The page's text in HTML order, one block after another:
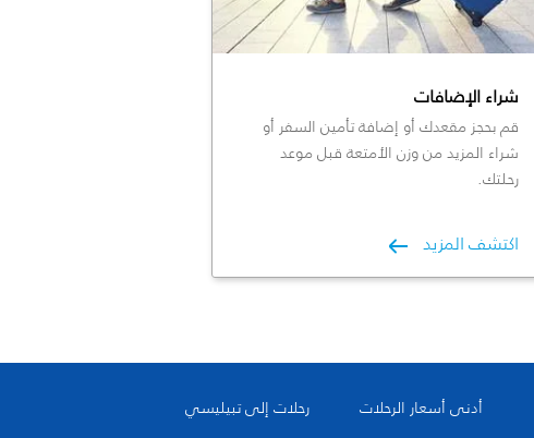
شراء الإضافات
قم بحجز مقعدك أو إضافة تأمين السفر أو
شراء المزيد من وزن الأمتعة قبل موعد
رحلتك.
اكتشف المزيد
أدنى أسعار الرحلات
رحلات إلى تبيليسي